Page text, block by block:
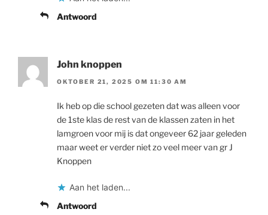
Antwoord
John knoppen
OKTOBER 21, 2025 OM 11:30 AM
Ik heb op die school gezeten dat was alleen voor
de 1ste klas de rest van de klassen zaten in het
lamgroen voor mij is dat ongeveer 62 jaar geleden
maar weet er verder niet zo veel meer van gr J
Knoppen
Aan het laden...
Antwoord